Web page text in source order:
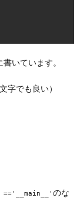
いています。
字でも良い）
=='__main__' のな